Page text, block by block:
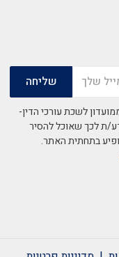
לשכת עורכי הדין-
ת לכך שאוכל להסיר
בתחתית האתר.